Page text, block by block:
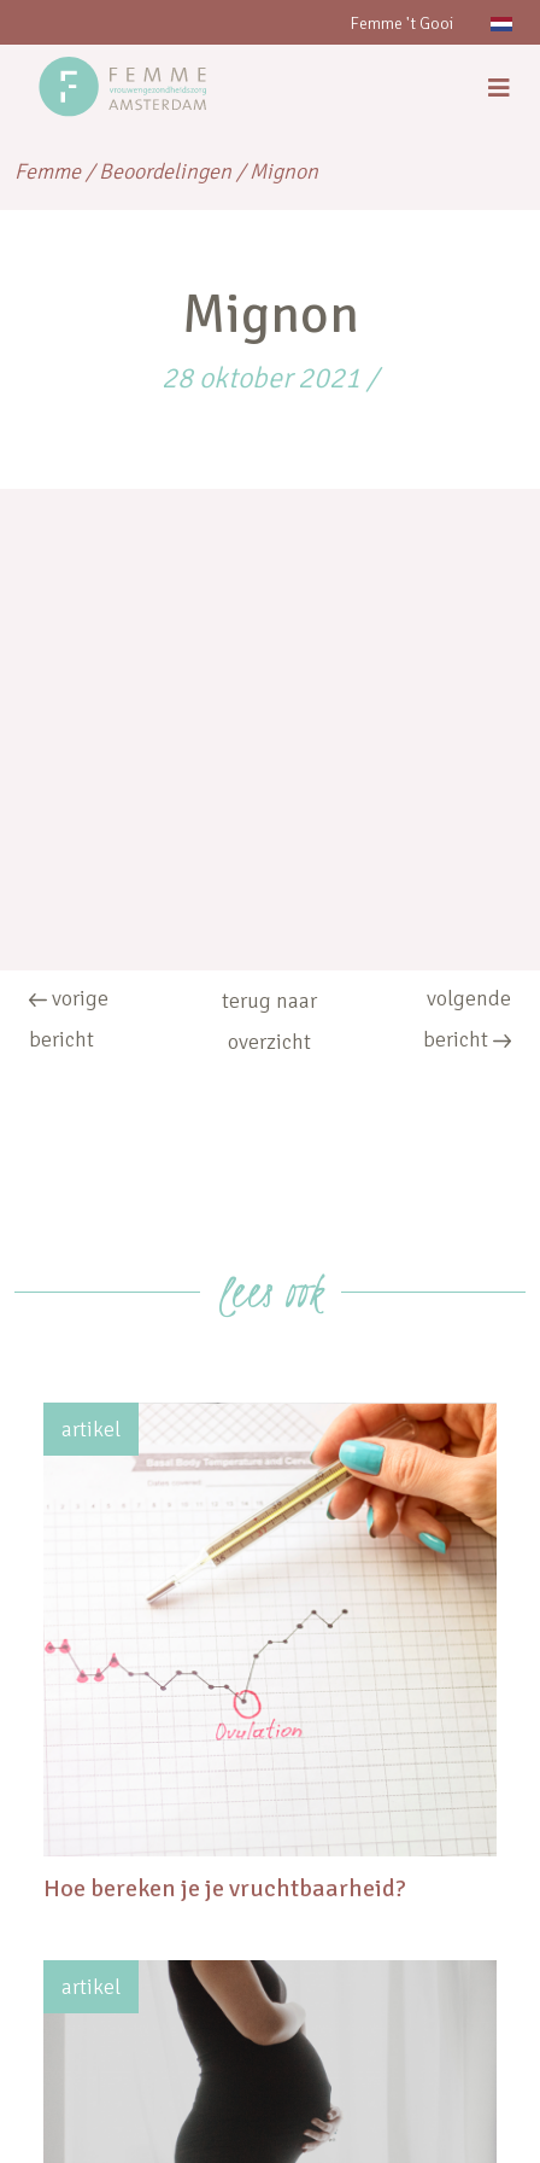
Femme 't Gooi
Femme/Beoordelingen /Mignon
Mignon
28 oktober 2021 /
vorige
bericht
terug naar
overzicht
volgende
bericht
lees ook
artikel
Hoe bereken je je vruchtbaarheid?
artikel